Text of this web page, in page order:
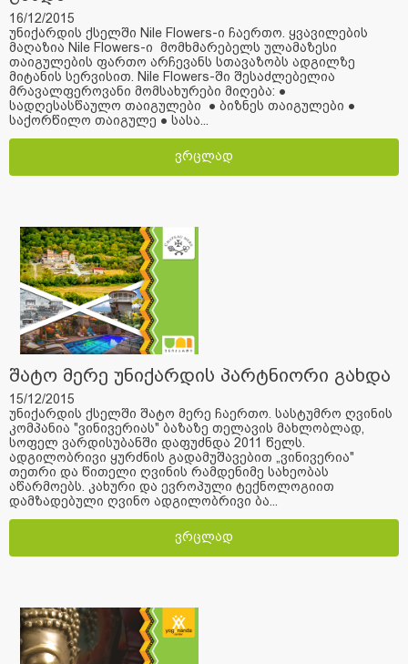
16/12/2015
უნიქარდის ქსელში Nile Flowers-ი ჩაერთო. ყვავილების
მაღაზია Nile Flowers-ი მომხმარებელს ულამაზესი
თაიგულების ფართო არჩევანს სთავაზობს ადგილზე
მიტანის სერვისით. Nile Flowers-ში შესაძლებელია
მრავალფეროვანი მომსახურები მიღება: ●
სადღესასწაულო თაიგულები ● ბიზნეს თაიგულები ●
საქორწილო თაიგულე ● სასა...
ვრცლად
შატო მერე უნიქარდის პარტნიორი გახდა
15/12/2015
უნიქარდის ქსელში შატო მერე ჩაერთო. სასტუმრო ღვინის
კომპანია "ვინივერიას" ბაზაზე თელავის მახლობლად,
სოფელ ვარდისუბანში დაფუძნდა 2011 წელს.
ადგილობრივი ყურძნის გადამუშავებით „ვინივერია"
თეთრი და წითელი ღვინის რამდენიმე სახეობას
აწარმოებს. კახური და ევროპული ტექნოლოგიით
დამზადებული ღვინო ადგილობრივი ბა...
ვრცლად